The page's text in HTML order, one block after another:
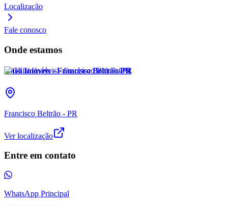
Localização
Fale conosco
Onde estamos
Ghisi Imóveis - Francisco Beltrão/PR
Francisco Beltrão - PR
Ver localização
Entre em contato
WhatsApp Principal